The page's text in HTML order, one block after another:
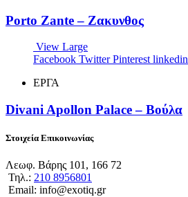
Porto Zante – Ζακυνθος
View Large
Facebook Twitter Pinterest linkedin
ΕΡΓΑ
Divani Apollon Palace – Βούλα
Στοιχεία Επικοινωνίας
Λεωφ. Βάρης 101, 166 72
Τηλ.: 210 8956801
Email: info@exotiq.gr